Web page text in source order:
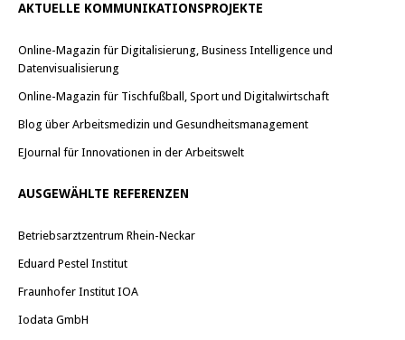
AKTUELLE KOMMUNIKATIONSPROJEKTE
Online-Magazin für Digitalisierung, Business Intelligence und
Datenvisualisierung
Online-Magazin für Tischfußball, Sport und Digitalwirtschaft
Blog über Arbeitsmedizin und Gesundheitsmanagement
EJournal für Innovationen in der Arbeitswelt
AUSGEWÄHLTE REFERENZEN
Betriebsarztzentrum Rhein-Neckar
Eduard Pestel Institut
Fraunhofer Institut IOA
Iodata GmbH